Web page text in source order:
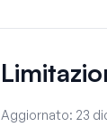
Aggiornato: 23